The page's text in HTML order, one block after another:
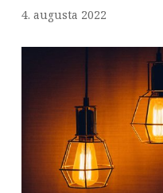
4. augusta 2022